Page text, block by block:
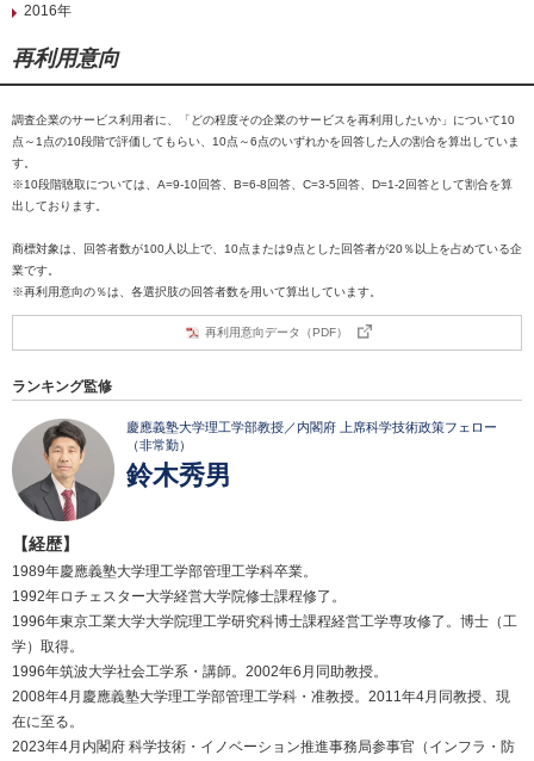
2016年
再利用意向
調査企業のサービス利用者に、「どの程度その企業のサービスを再利用したいか」について10
点～1点の10段階で評価してもらい、10点～6点のいずれかを回答した人の割合を算出していま
す。
※10段階聴取については、A=9-10回答、B=6-8回答、C=3-5回答、D=1-2回答として割合を算
出しております。
商標対象は、回答者数が100人以上で、10点または9点とした回答者が20％以上を占めている企
業です。
※再利用意向の％は、各選択肢の回答者数を用いて算出しています。
再利用意向データ（PDF）
ランキング監修
慶應義塾大学理工学部教授／内閣府 上席科学技術政策フェロー
（非常勤）
鈴木秀男
【経歴】
1989年慶應義塾大学理工学部管理工学科卒業。
1992年ロチェスター大学経営大学院修士課程修了。
1996年東京工業大学大学院理工学研究科博士課程経営工学専攻修了。博士（工
学）取得。
1996年筑波大学社会工学系・講師。2002年6月同助教授。
2008年4月慶應義塾大学理工学部管理工学科・准教授。2011年4月同教授、現
在に至る。
2023年4月内閣府 科学技術・イノベーション推進事務局参事官（インフラ・防